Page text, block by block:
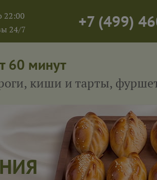
22:00
24/7
+7(499)
60 минут
киши и тарты,